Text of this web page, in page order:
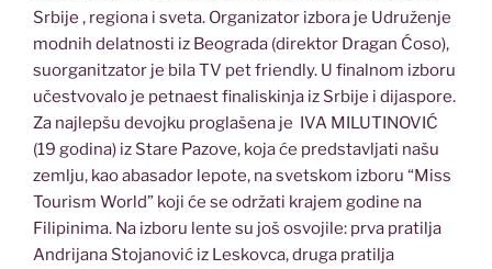
Srbije , regiona i sveta. Organizator izbora je Udruženje
modnih delatnosti iz Beograda (direktor Dragan Ćoso),
suorganitzator je bila TV pet friendly. U finalnom izboru
učestvovalo je petnaest finaliskinja iz Srbije i dijaspore.
Za najlepšu devojku proglašena je IVA MILUTINOVIĆ
(19 godina) iz Stare Pazove, koja će predstavljati našu
zemlju, kao abasador lepote, na svetskom izboru “Miss
Tourism World” koji će se održati krajem godine na
Filipinima. Na izboru lente su još osvojile: prva pratilja
Andrijana Stojanović iz Leskovca, druga pratilja